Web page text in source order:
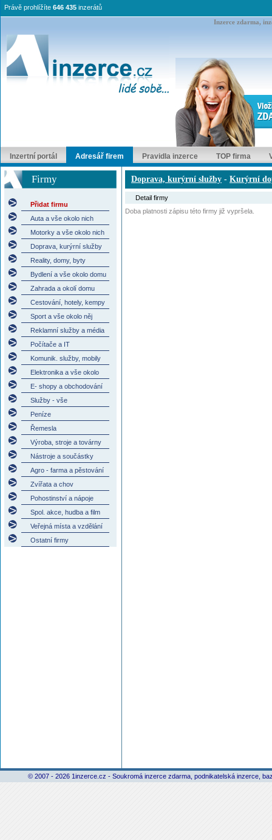
Inzerce zdarma,
Právě prohlížíte 646 435 inzerátů
Inzertní portál Adresář firem Pravidla inzerce TOP firma
Firmy
Přidat firmu
Auta a vše okolo nich
Motorky a vše okolo nich
Doprava, kurýrní služby
Reality, domy, byty
Bydlení a vše okolo domu
Zahrada a okolí domu
Cestování, hotely, kempy
Sport a vše okolo něj
Reklamní služby a média
Počítače a IT
Komunik. služby, mobily
Elektronika a vše okolo
E- shopy a obchodování
Služby - vše
Peníze
Řemesla
Výroba, stroje a továrny
Nástroje a součástky
Agro - farma a pěstování
Zvířata a chov
Pohostinství a nápoje
Spol. akce, hudba a film
Veřejná místa a vzdělání
Ostatní firmy
Doprava, kurýrní služby - Kurýrní
Detail firmy
Doba platnosti zápisu této firmy již vypršela.
© 2007 - 2026 1inzerce.cz - Soukromá inzerce zdarma, podnikatelská inzerce,